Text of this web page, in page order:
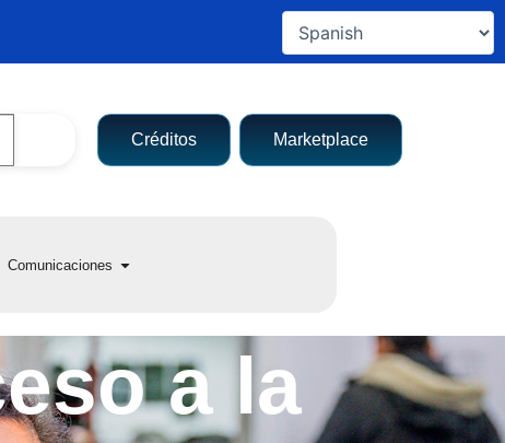
Créditos Marketplace
La entidad
Comunicaciones Open Comunicaciones
a la